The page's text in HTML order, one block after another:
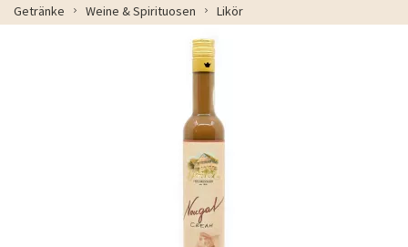
Getränke Weine & Spirituosen Likör